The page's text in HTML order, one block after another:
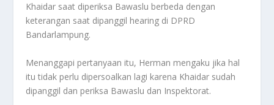
Khaidar saat diperiksa Bawaslu berbeda dengan
keterangan saat dipanggil hearing di DPRD
Bandarlampung.
Menanggapi pertanyaan itu, Herman mengaku jika hal
itu tidak perlu dipersoalkan lagi karena Khaidar sudah
dipanggil dan periksa Bawaslu dan Inspektorat.